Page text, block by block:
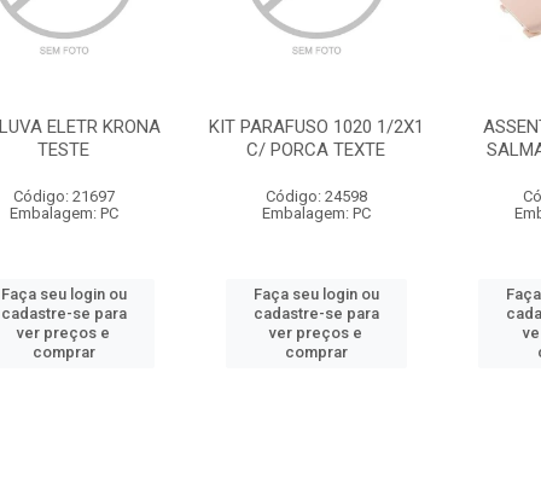
ELETR KRONA
TESTE
Código: 21697
Embalagem: PC
Faça seu login ou
cadastre-se para
ver preços e
comprar
KIT PARAFUSO 1020 1/2X1
C/ PORCA TEXTE
Código: 24598
Embalagem: PC
Faça seu login ou
cadastre-se para
ver preços e
comprar